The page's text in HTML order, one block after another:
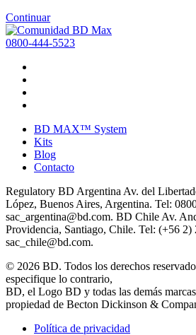
Continuar
0800-444-5523
BD MAX™ System
Kits
Blog
Contacto
Regulatory BD Argentina Av. del
López, Buenos Aires, Argentina. Tel:
sac_argentina@bd.com. BD Chile Av.
Providencia, Santiago, Chile. Tel: (+56 2)
sac_chile@bd.com.
© 2026 BD. Todos los derechos
especifique lo contrario,
BD, el Logo BD y todas las demás
propiedad de Becton Dickinson &
Política de privacidad